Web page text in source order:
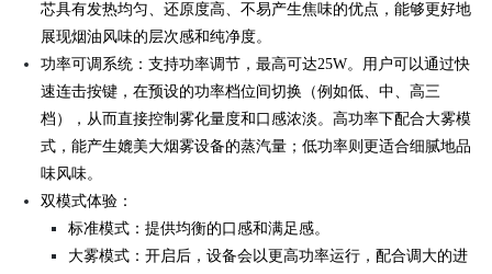
芯具有发热均匀、还原度高、不易产生焦味的优点，能够更好地
展现烟油风味的层次感和纯净度。
功率可调系统：支持功率调节，最高可达25W。用户可以通过快
速连击按键，在预设的功率档位间切换（例如低、中、高三
档），从而直接控制雾化量度和口感浓淡。高功率下配合大雾模
式，能产生媲美大烟雾设备的蒸汽量；低功率则更适合细腻地品
味风味。
双模式体验：
标准模式：提供均衡的口感和满足感。
大雾模式：开启后，设备会以更高功率运行，配合调大的进